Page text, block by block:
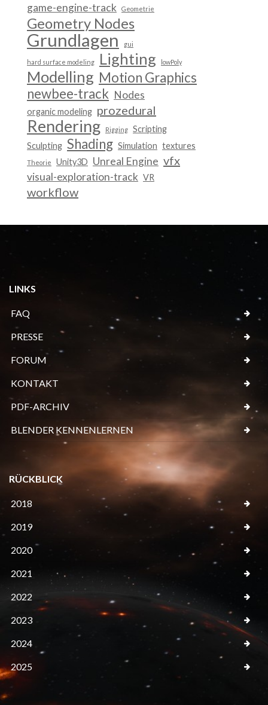
game-engine-track Geometrie
Geometry Nodes
Grundlagen gui
hard surface modeling Lighting lowPoly
Modelling Motion Graphics
newbee-track Nodes
organic modeling prozedural
Rendering Rigging
Scripting
Sculpting Shading Simulation textures
Theorie Unity3D Unreal Engine vfx
visual-exploration-track VR
workflow
LINKS
FAQ
PRESSE
FORUM
KONTAKT
PDF-ARCHIV
BLENDER KENNENLERNEN
RÜCKBLICK
2018
2019
2020
2021
2022
2023
2024
2025